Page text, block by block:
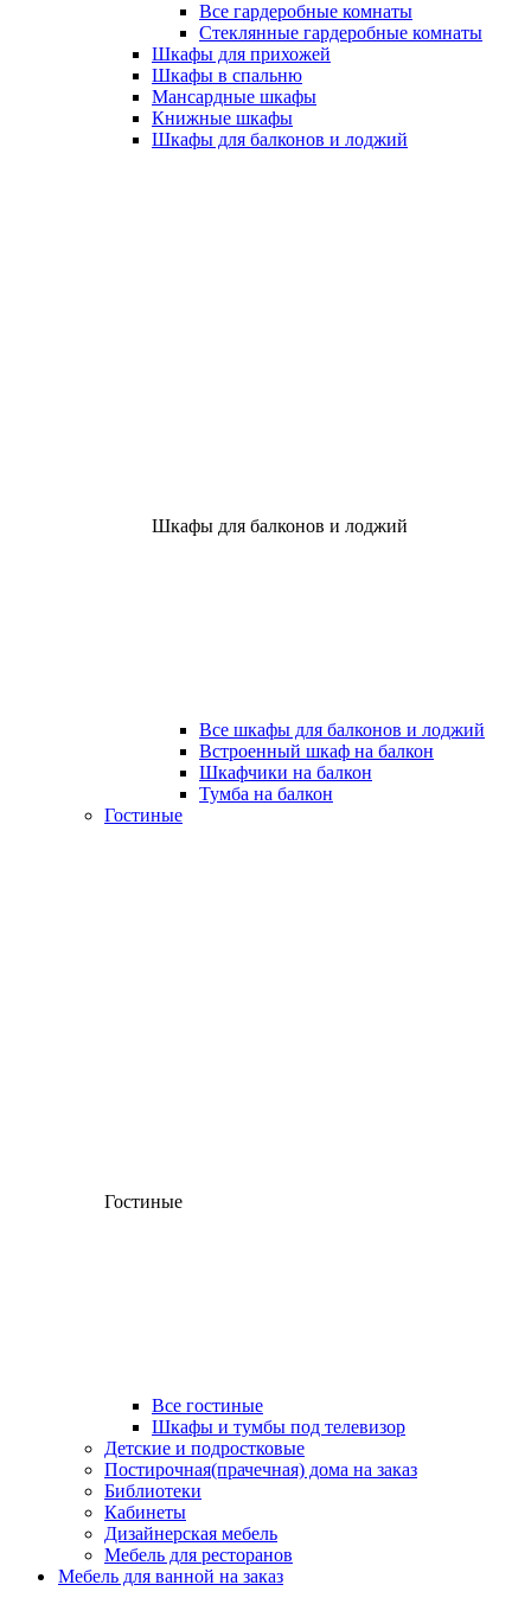
Все гардеробные комнаты
Стеклянные гардеробные комнаты
Шкафы для прихожей
Шкафы в спальню
Мансардные шкафы
Книжные шкафы
Шкафы для балконов и лоджий
Шкафы для балконов и лоджий
Все шкафы для балконов и лоджий
Встроенный шкаф на балкон
Шкафчики на балкон
Тумба на балкон
Гостиные
Гостиные
Все гостиные
Шкафы и тумбы под телевизор
Детские и подростковые
Постирочная(прачечная) дома на заказ
Библиотеки
Кабинеты
Дизайнерская мебель
Мебель для ресторанов
Мебель для ванной на заказ